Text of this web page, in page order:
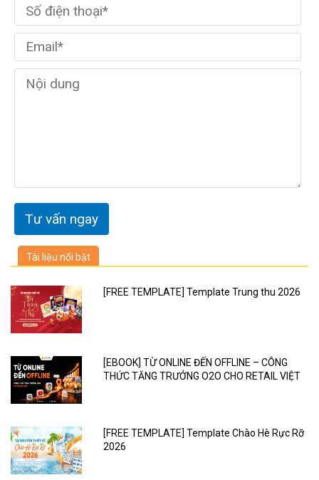
Tài liệu nổi bật
[FREE TEMPLATE] Template Trung thu 2026
[EBOOK] TỪ ONLINE ĐẾN OFFLINE – CÔNG
THỨC TĂNG TRƯỞNG O2O CHO RETAIL VIỆT
[FREE TEMPLATE] Template Chào Hè Rực Rỡ
2026